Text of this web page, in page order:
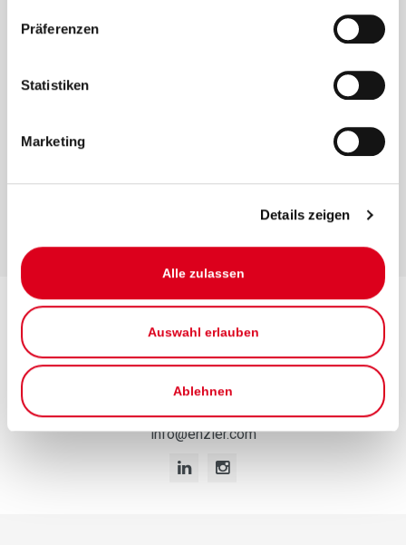
Präferenzen
Statistiken
Marketing
Details zeigen
Alle zulassen
Auswahl erlauben
Ablehnen
Icons
www.flaticon.com (Eucalyp) als auch von Font
Awesome zum Einsatz.
info@enzler.com